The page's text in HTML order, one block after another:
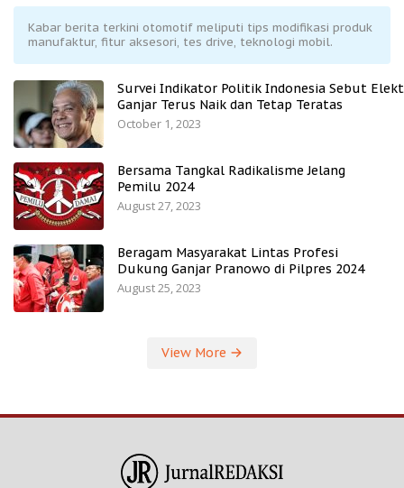
Kabar berita terkini otomotif meliputi tips modifikasi produk
manufaktur, fitur aksesori, tes drive, teknologi mobil.
Survei Indikator Politik Indonesia Sebut
Ganjar Terus Naik dan Tetap Teratas
October 1, 2023
Bersama Tangkal Radikalisme Jelang
Pemilu 2024
August 27, 2023
Beragam Masyarakat Lintas Profesi
Dukung Ganjar Pranowo di Pilpres 2024
August 25, 2023
View More